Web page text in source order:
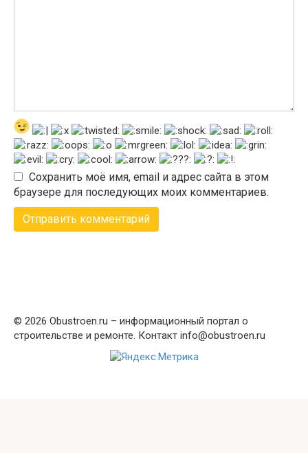
Сохранить моё имя, email и адрес сайта в этом
браузере для последующих моих комментариев.
© 2026 Obustroen.ru – информационный портал о
строительстве и ремонте. Контакт info@obustroen.ru